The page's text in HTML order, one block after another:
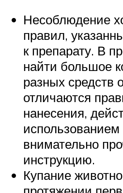
Несоблюдение
правил,
к препарату. В
найти большое
разных средств
отличаются
нанесения,
внимательно
инструкцию.
Купание